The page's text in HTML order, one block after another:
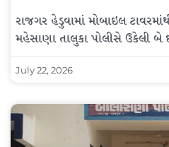
રાજગર હેડુવામાં મોબાઇલ
મહેસાણા તાલુકા પોલીસે ઉકેલી બે
July 22, 2026